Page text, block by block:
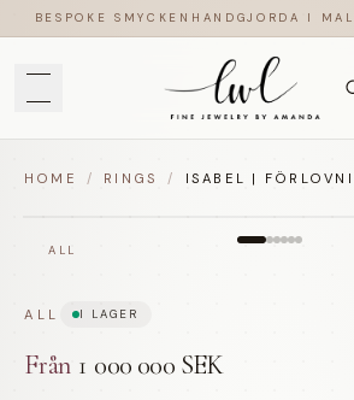
BESPOKE SMYCKEN HANDGJORDA I
HOME / RINGS / ISABEL |
ALL
ALL I LAGER
Från 1 000 000 SEK